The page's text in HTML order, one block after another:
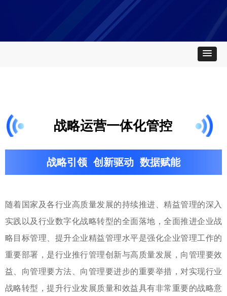
战略引领 创新驱动 数据赋能
随着国家及各行业高质量发展的持续推进、精益管理的深入
实践以及行业数字化战略转型的全面落地，全面推进企业战
略目标管理、提升企业精益管理水平是强化企业管理工作的
重要部署，是行业推行管理创新与高质量发展，向管理要效
益、向管理要方法、向管理要进步的重要举措，对实现行业
战略转型，提升行业发展质量和效益具有非常重要的战略意
战略运营一体化管控